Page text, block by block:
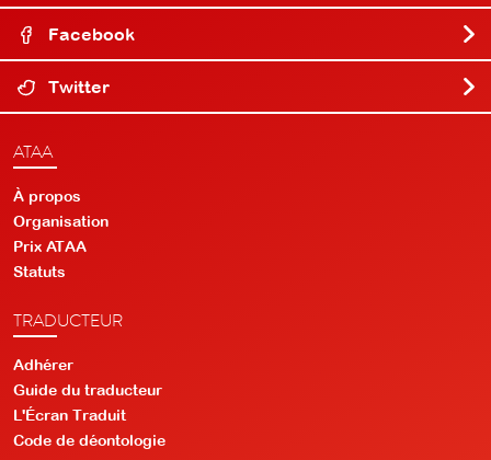
Facebook
Twitter
ATAA
À propos
Organisation
Prix ATAA
Statuts
TRADUCTEUR
Adhérer
Guide du traducteur
L'Écran Traduit
Code de déontologie